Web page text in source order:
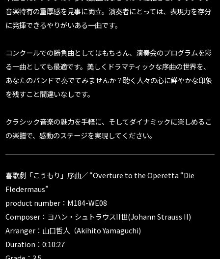
音楽特有の重厚感を見事に両立。演奏者にとっては、表現力を存分
に発揮できるやりがいある一曲です。
コンクールでの勝負曲としてはもちろん、演奏会のプログラムを彩
る一曲としても最適です。美しくドラマティックな序曲の世界を、
あなたのバンドで奏でてみませんか？聴く人々の心に鮮やかな印象
を残すこと間違いなしです。
クラシック音楽の魅力を手軽に、そしてダイナミックに楽しめるこ
の楽譜で、感動のステージを実現してください。
喜歌劇「こうもり」序曲／ “Overture to the Operetta “Die
Fledermaus”
product number：M184-WE08
Composer：ヨハン・シュトラウスII世(Johann Strauss II)
Arranger：山口哲人（Akihito Yamaguchi)
Duration：0:10:27